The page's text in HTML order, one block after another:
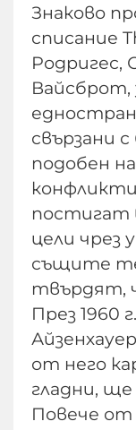
Знаково
списание
Родригес,
Вайсброт,
свързани
подобен
постигат
цели чрез
същите
твърдят,
През 1960
от него
гладни,
Повече от